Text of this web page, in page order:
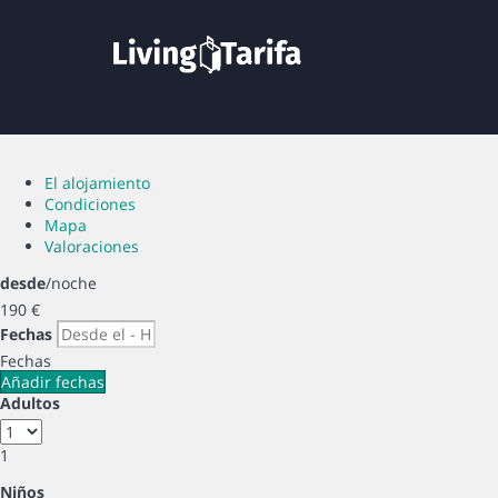
El alojamiento
Condiciones
Mapa
Valoraciones
desde/noche
190 €
Fechas
Fechas
Añadir fechas
Adultos
1
Niños